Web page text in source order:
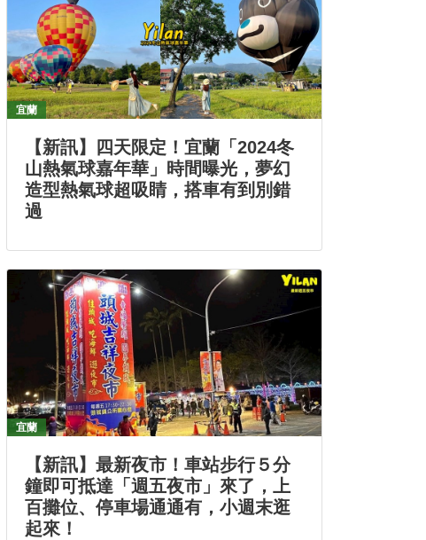
宜蘭
【新訊】四天限定！宜蘭「2024冬
山熱氣球嘉年華」時間曝光，夢幻
造型熱氣球超吸睛，搭車有到別錯
過
宜蘭
【新訊】最新夜市！車站步行５分
鐘即可抵達「週五夜市」來了，上
百攤位、停車場通通有，小週末逛
起來！